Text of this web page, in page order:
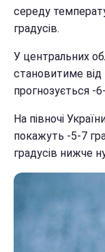
середу
градусів.
У центральних
становитиме від
прогнозується -
На півночі
покажуть -5-7
градусів нижче